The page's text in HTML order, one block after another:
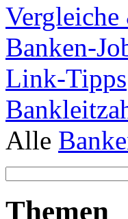
Banken-
Link-Tipps
Alle
Themen